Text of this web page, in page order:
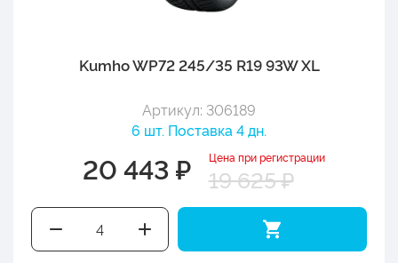
Kumho WP72 245/35 R19 93W XL
Артикул: 306189
6 шт. Поставка 4 дн.
20 443 ₽ Цена при регистрации
19 625 ₽